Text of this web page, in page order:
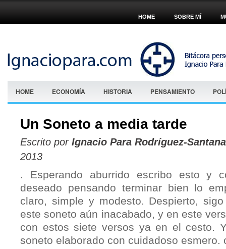
HOME SOBRE MÍ
HOME ECONOMÍA HISTORIA PENSAMIENTO
Un Soneto a media tarde
Escrito por Ignacio Para Rodríguez-Santana
2013
. Esperando aburrido escribo esto y
deseado pensando terminar bien lo
claro, simple y modesto. Despierto,
este soneto aún inacabado, y en este
con estos siete versos ya en el cesto.
soneto elaborado con cuidadoso